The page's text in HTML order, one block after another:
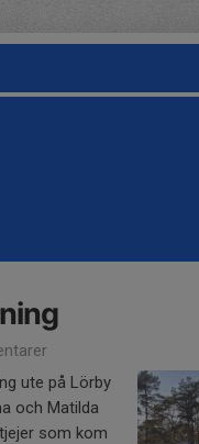
ute på Lörby
och Matilda
som kom